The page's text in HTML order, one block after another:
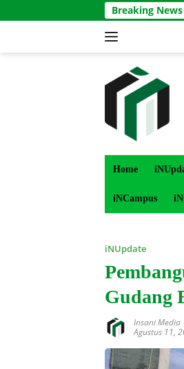
ke
Breaking News
Home
iNCampus
iNUpdate
Gudang
Insani Media
Agustus 11,